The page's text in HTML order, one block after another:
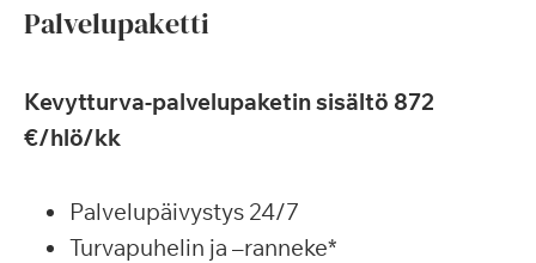
Palvelupaketti
Kevytturva-palvelupaketin sisältö 872
€/hlö/kk
Palvelupäivystys 24/7
Turvapuhelin ja –ranneke*